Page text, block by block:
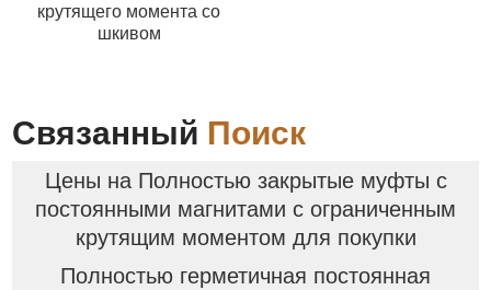
крутящего момента со
шкивом
Связанный Поиск
Цены на Полностью закрытые муфты с
постоянными магнитами с ограниченным
крутящим моментом для покупки
Полностью герметичная постоянная